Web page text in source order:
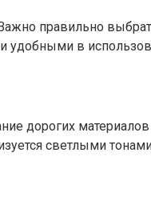
правильно
удобными в
дорогих
светлыми